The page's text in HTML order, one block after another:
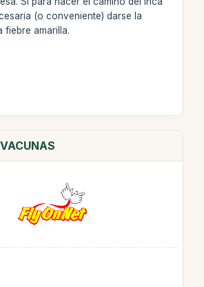
(o conveniente) darse la
fiebre amarilla.